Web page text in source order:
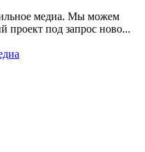
медиа. Мы можем
проект под запрос ново...